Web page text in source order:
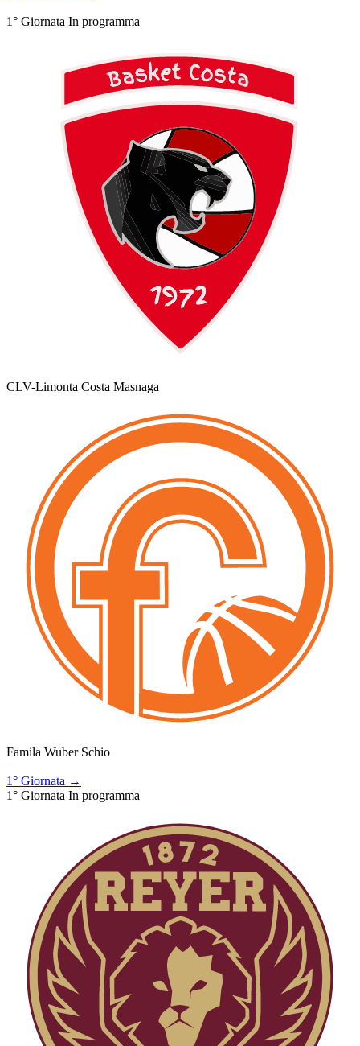
1° Giornata In programma
CLV-Limonta Costa Masnaga
Famila Wuber Schio
–
1° Giornata →
1° Giornata In programma